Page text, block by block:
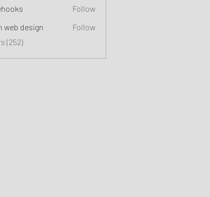
Follow
web design
Follow
(252)